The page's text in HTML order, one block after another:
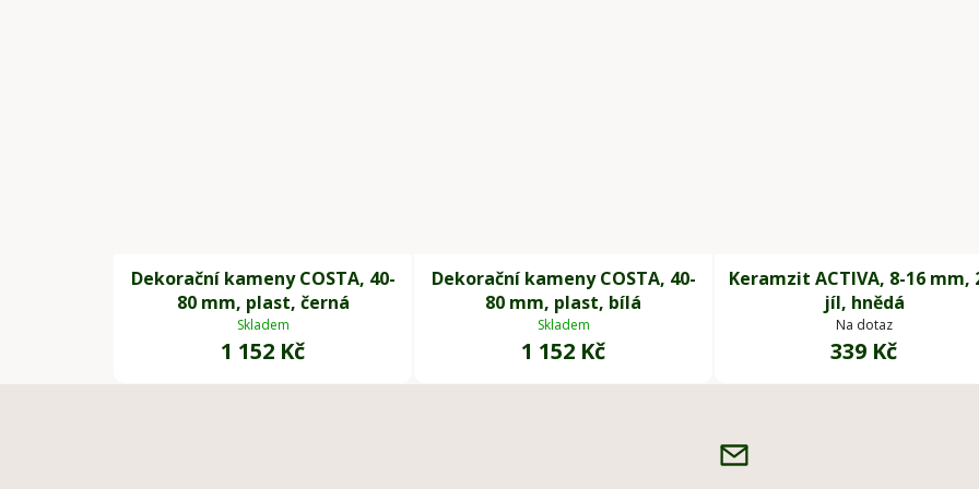
Dekorační kameny COSTA, 40-
80 mm, plast, černá
Skladem
1 152 Kč
Dekorační kameny COSTA, 40-
80 mm, plast, bílá
Skladem
1 152 Kč
Keramzit ACTIVA, 8-16 mm,
jíl, hnědá
Na dotaz
339 Kč